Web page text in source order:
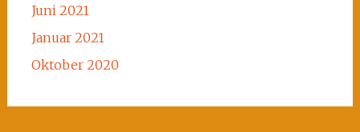
Juni 2021
Januar 2021
Oktober 2020